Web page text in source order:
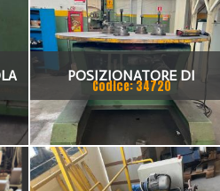
POSIZIONATORE DI
SALDATURA A TAVOLA
GIREVOLE OLEODINAMICO
MECOME TRP 6000
Codice: 34720